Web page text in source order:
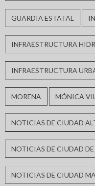
GUARDIA ESTATAL
INFRAESTRUCTURA
INFRAESTRUCTURA
MORENA MÓNICA
NOTICIAS DE CIUDAD
NOTICIAS DE CIUDAD
NOTICIAS DE CIUDAD